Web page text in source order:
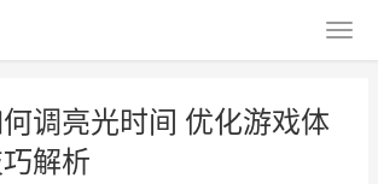
调亮光时间 优化游戏体
解析